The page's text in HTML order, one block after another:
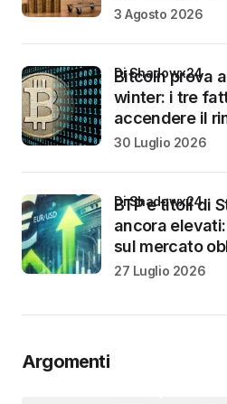
3 Agosto 2026
Bitcoin prova
winter: i tre
accendere il
di Shadowx24
30 Luglio 2026
BTP e titoli di
ancora
sul mercato
di Shadowx24
27 Luglio 2026
Argomenti